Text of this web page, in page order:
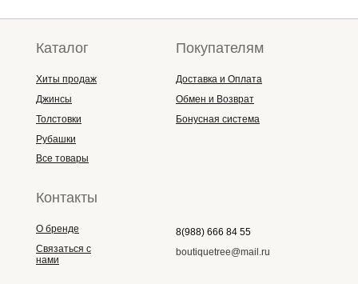
8(988) 666 84 55
boutiquetree@mail.ru
Каталог
Хиты продаж
Джинсы
Толстовки
Рубашки
Все товары
Доставка и Оплата
Обмен и Возврат
Бонусная система
О бренде
Связаться с
нами
Покупателям
Контакты